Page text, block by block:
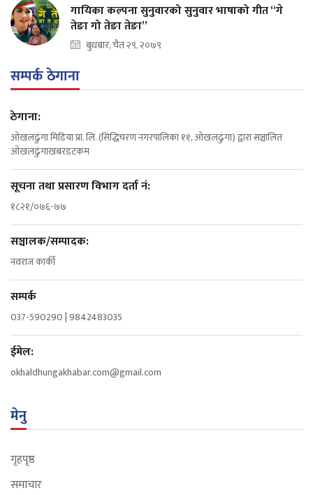
गायिका कल्पना सुनुवारको सुनुवार भाषाको गीत “गे
तेङा गो तेङा तेङा”
बुधबार, चैत २९, २०७९
सम्पर्क ठेगाना
ठेगाना:
ओखलढुंगा मिडिया प्रा. लि. (सिद्धिचरण नगरपालिका ११, ओखलढुंगा) द्वारा सञ्चालित
ओखलढुंगाखबरडटकम
सूचना तथा प्रसारण विभाग दर्ता नं:
१८२१/०७६-७७
सञ्चालक/सम्पादक:
नवराज कार्की
सम्पर्क
037-590290 | 9842483035
ईमेल:
okhaldhungakhabar.com@gmail.com
मेनु
गृहपृष्ठ
समाचार